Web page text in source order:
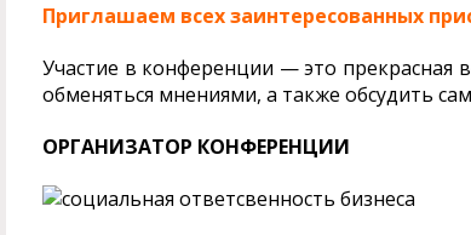
Приглашаем всех заинтересованных
Участие в конференции — это
обменяться мнениями, а также обсудить
ОРГАНИЗАТОР КОНФЕРЕНЦИИ